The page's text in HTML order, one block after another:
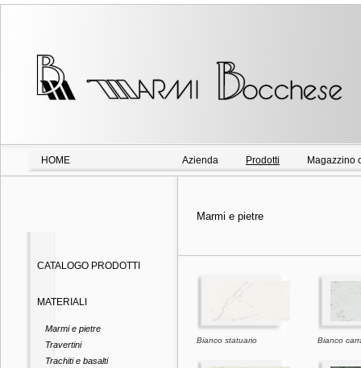
HOME Azienda Prodotti Magazzino
CATALOGO PRODOTTI
MATERIALI
Marmi e pietre
Travertini
Trachiti e basalti
Marmi e pietre
Bianco statuario Bianco